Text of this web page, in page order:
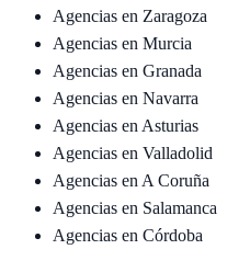
Agencias en Zaragoza
Agencias en Murcia
Agencias en Granada
Agencias en Navarra
Agencias en Asturias
Agencias en Valladolid
Agencias en A Coruña
Agencias en Salamanca
Agencias en Córdoba